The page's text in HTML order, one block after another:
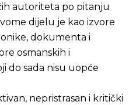
autoriteta po pitanju
dijelu je kao izvore
dokumenta i
osmanskih i
do sada nisu uopće
nepristrasan i kritički